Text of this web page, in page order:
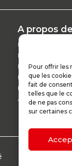
Pour offrir les
que les
fait de
telles que le
de ne pas
sur certaines
A propos
L’entreprise
Nos catalogues
Parcours d'achat
Nos garanties
Nos offres d’emploi
Actualités